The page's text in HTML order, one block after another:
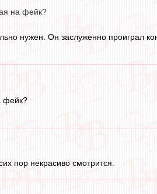
на фейк?
нужен. Он заслуженно проиграл
фейк?
пор некрасиво смотрится.